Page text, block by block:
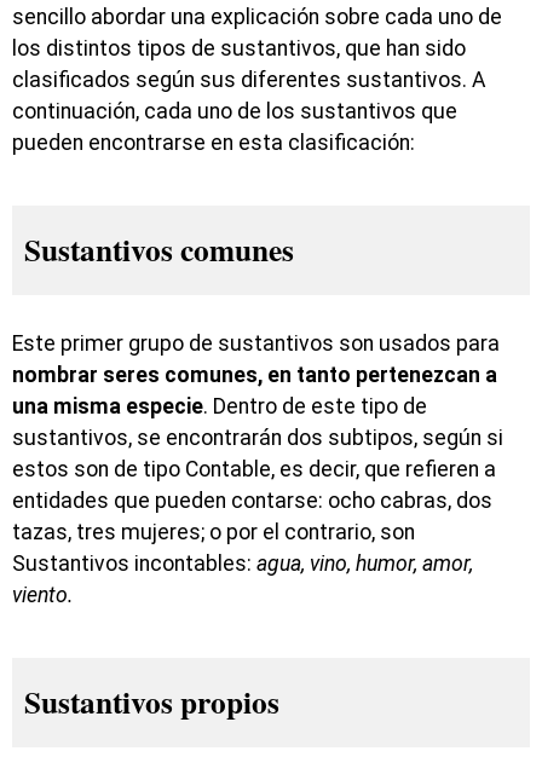
sencillo abordar una explicación sobre cada uno de
los distintos tipos de sustantivos, que han sido
clasificados según sus diferentes sustantivos. A
continuación, cada uno de los sustantivos que
pueden encontrarse en esta clasificación:
Sustantivos comunes
Este primer grupo de sustantivos son usados para
nombrar seres comunes, en tanto pertenezcan a
una misma especie. Dentro de este tipo de
sustantivos, se encontrarán dos subtipos, según si
estos son de tipo Contable, es decir, que refieren a
entidades que pueden contarse: ocho cabras, dos
tazas, tres mujeres; o por el contrario, son
Sustantivos incontables: agua, vino, humor, amor,
viento.
Sustantivos propios